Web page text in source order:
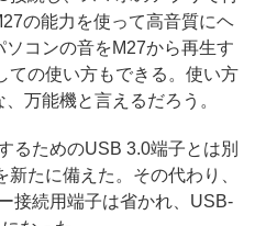
の能力を使って高音質にヘ
コンの音をM27から再生す
ての使い方もできる。使い方
万能機と言えるだろう。
るためのUSB 3.0端子とは別
たに備えた。その代わり、
接続用端子は省かれ、USB-